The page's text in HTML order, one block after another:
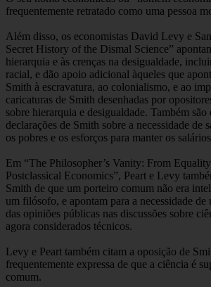
frequentemente retratado como uma pessoa
Além disso, os economistas David Levy e
Secret History of the Dismal Science”
hierarquia e às crenças na desigualdade,
racial, e dão apoio adicional àqueles que
Smith à escravatura, ao colonialismo, e ao
caricaturas de Smith desenhadas por
sobre hierarquia e desigualdade. Também são
declarações de Smith sobre a necessidade de
os pobres e os esforços para manter os
Em “The Philosopher’s Vanity: From
Postclassical Economics”, Peart e Levy
Smith de que um porteiro comum não era
um filósofo, e apontam para a necessidade de
das opiniões públicas nas discussões sobre
agora considerados técnicos.
Levy e Peart também citam a oposição de
frequentemente expressa de que a ciência é
comum.